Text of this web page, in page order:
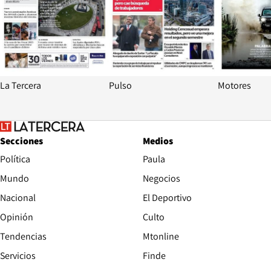
La Tercera Pulso Motores
Secciones
Política
Mundo
Nacional
Opinión
Tendencias
Servicios
Medios
Paula
Negocios
El Deportivo
Culto
Mtonline
Finde